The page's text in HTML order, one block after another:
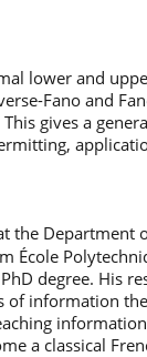
lower and
Fano and
gives a
the Department
École
degree. His
information
a classical